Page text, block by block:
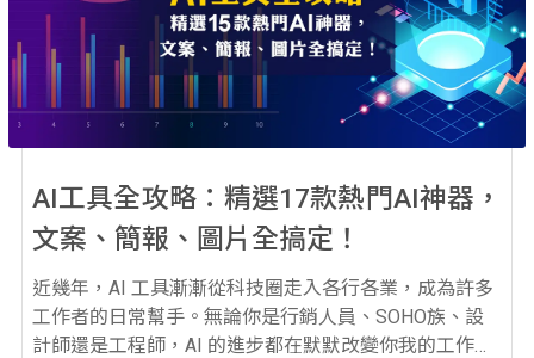
AI工具全攻略：精選17款熱門AI神器，
文案、簡報、圖片全搞定！
近幾年，AI 工具漸漸從科技圈走入各行各業，成為許多
工作者的日常幫手。無論你是行銷人員、SOHO族、設
計師還是工程師，AI 的進步都在默默改變你我的工作方